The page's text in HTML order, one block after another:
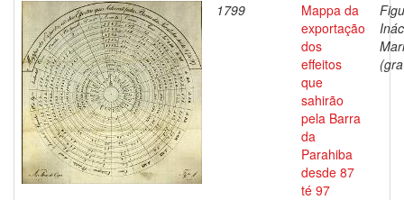
1799
Mappa da
exportação
dos
effeitos
que
sahirão
pela Barra
da
Parahiba
desde 87
té 97